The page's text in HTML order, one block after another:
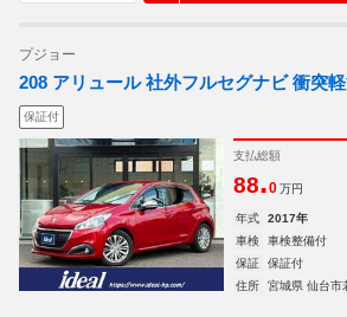
プジョー
208 アリュール 社外フルセグナビ 衝突
保証付
支払総額
88.0 万円
年式 2017年
車検
車検整備付
保証
保証付
住所
宮城県 仙台市